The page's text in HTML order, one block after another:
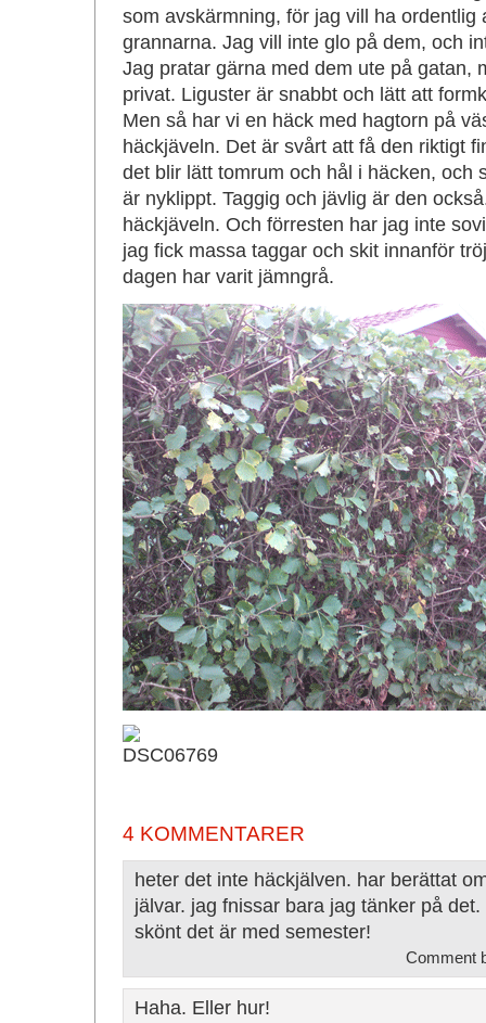
som avskärmning, för jag vill ha ordentlig
grannarna. Jag vill inte glo på dem, och
Jag pratar gärna med dem ute på gatan,
privat. Liguster är snabbt och lätt att
Men så har vi en häck med hagtorn på
häckjäveln. Det är svårt att få den riktigt
det blir lätt tomrum och hål i häcken, och
är nyklippt. Taggig och jävlig är den
häckjäveln. Och förresten har jag inte
jag fick massa taggar och skit innanför
dagen har varit jämngrå.
4 KOMMENTARER
heter det inte häckjälven. har berättat
jälvar. jag fnissar bara jag tänker på
skönt det är med semester!
Comment
Haha. Eller hur!